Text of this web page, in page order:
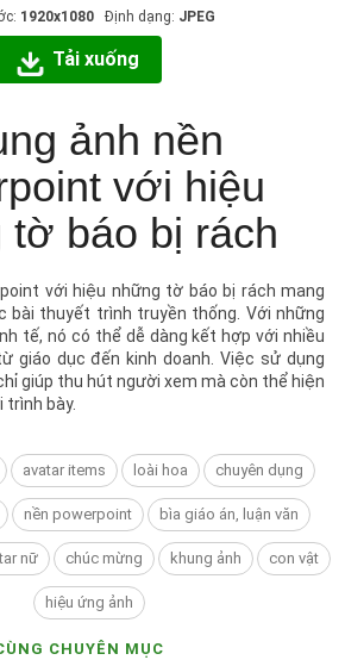
1920x1080Định dạng: JPEG
Tải xuống
ảnh nền
với hiệu
tờ báo bị rách
với hiệu những tờ báo bị rách mang
bài thuyết trình truyền thống. Với những
tế, nó có thể dễ dàng kết hợp với nhiều
giáo dục đến kinh doanh. Việc sử dụng
giúp thu hút người xem mà còn thể hiện
trình bày.
avatar items loài hoa chuyên dụng
nền powerpoint bìa giáo án, luận văn
nữ chúc mừng khung ảnh con vật
hiệu ứng ảnh
CHUYÊN MỤC